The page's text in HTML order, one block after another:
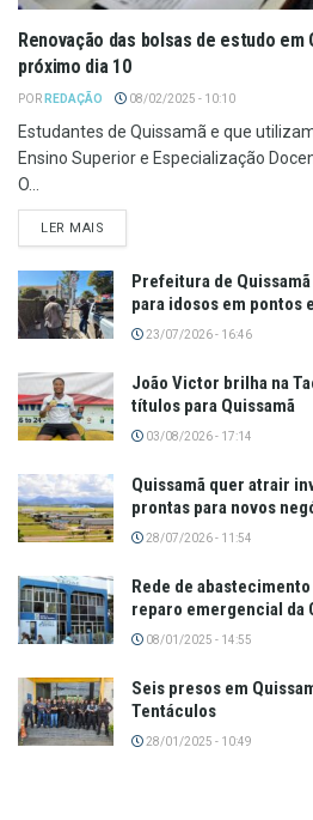
Renovação das bolsas de estudo em
próximo dia 10
POR REDAÇÃO 08/02/2025 - 10:10
Estudantes de Quissamã e que
Ensino Superior e Especialização
O...
LER MAIS
Prefeitura de
para idosos em pontos
23/07/2026 - 16:46
João Victor brilha na
títulos para Quissamã
03/08/2026 - 17:14
Quissamã quer atrair
prontas para novos
28/07/2026 - 11:54
Rede de
reparo emergencial da
08/01/2025 - 14:55
Seis presos em
Tentáculos
28/01/2025 - 10:49